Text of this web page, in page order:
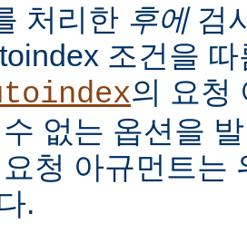
처리한 후에검
조건을
의 요청
없는 옵션을
청 아규먼트는
.